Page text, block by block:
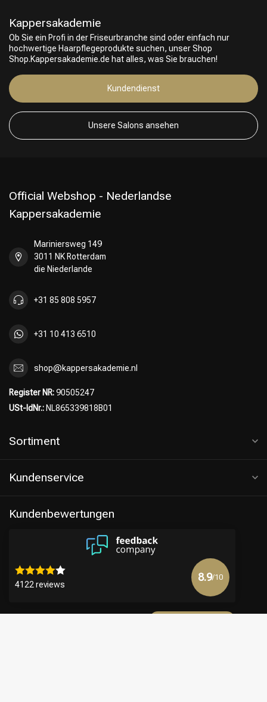
Friseurwahl
Kappersakademie
Ob Sie ein Profi in der Friseurbranche sind oder einfach nur
hochwertige Haarpflegeprodukte suchen, unser Shop
Shop.Kappersakademie.de hat alles, was Sie brauchen!
Kundendienst
Unsere Salons ansehen
Official Webshop - Nederlandse
Kappersakademie
Mariniersweg 149
3011 NK Rotterdam
die Niederlande
+31 85 808 5957
+31 10 413 6510
shop@kappersakademie.nl
Register NR:90505247
USt-IdNr.: NL865339818B01
Sortiment
Kundenservice
Kundenbewertungen
4122 reviews
8.9/10